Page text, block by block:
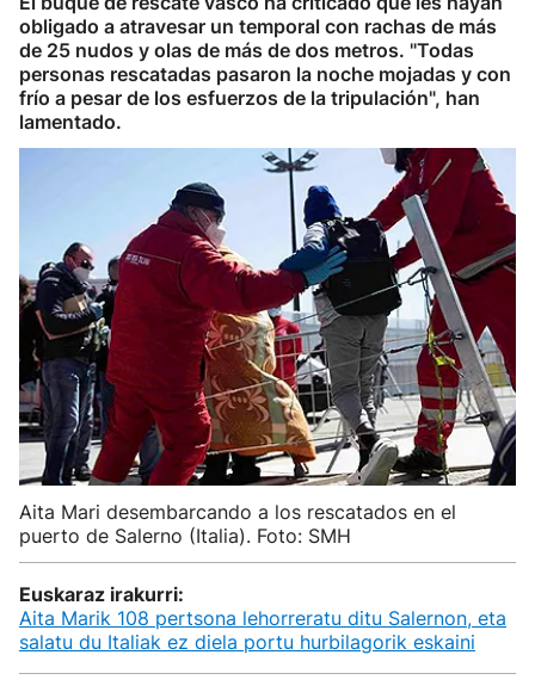
obligado a atravesar un temporal con rachas de más
de 25 nudos y olas de más de dos metros. "Todas
personas rescatadas pasaron la noche mojadas y con
frío a pesar de los esfuerzos de la tripulación", han
lamentado.
Aita Mari desembarcando a los rescatados en el
puerto de Salerno (Italia). Foto: SMH
Euskaraz irakurri:
Aita Marik 108 pertsona lehorreratu ditu Salernon, eta
salatu du Italiak ez diela portu hurbilagorik eskaini